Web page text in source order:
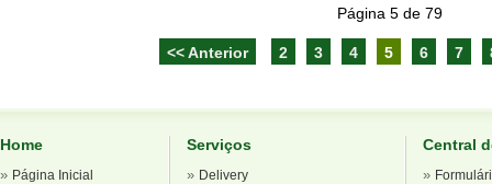
Página 5 de 79
<< Anterior 2 3 4 5 6 7
Home
» Página Inicial
Serviços
» Delivery
Central
»